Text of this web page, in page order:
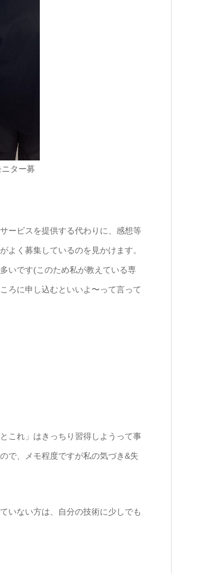
ター募
ービスを提供する代わりに、感想等
よく募集しているのを見かけます。
いです(このため私が教えている専
ろに申し込むといいよ〜って言って
これ」はきっちり習得しようって事
で、メモ程度ですが私の気づき&失
いない方は、自分の技術に少しでも